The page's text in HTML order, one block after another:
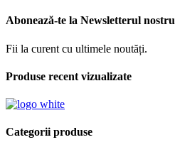
Abonează-te la Newsletterul nostru
Fii la curent cu ultimele noutăți.
Produse recent vizualizate
Categorii produse